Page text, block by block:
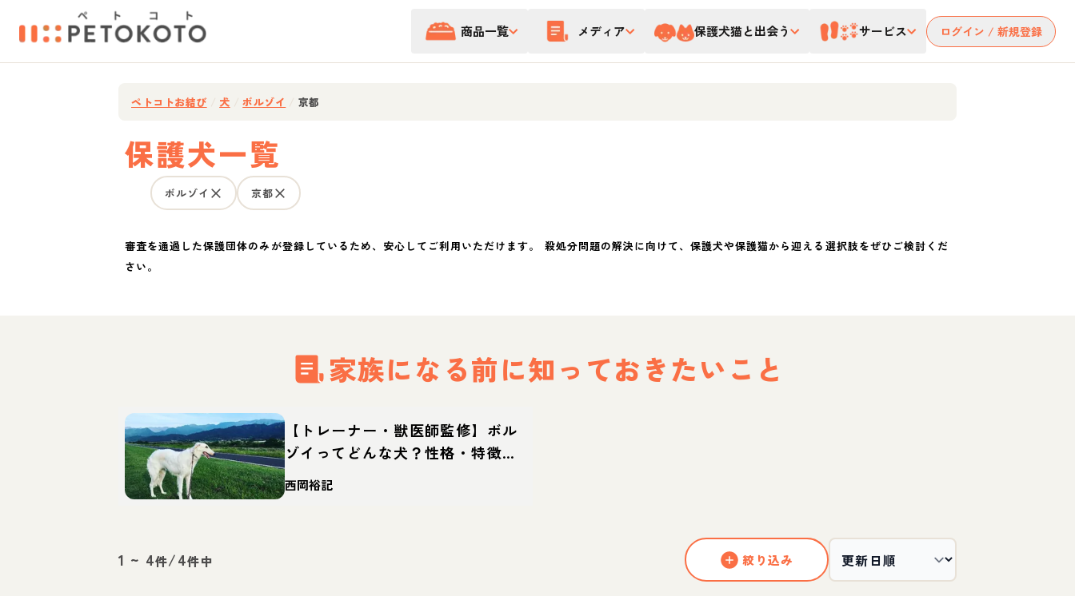
商品一覧 メディア 保護犬猫と出会う サービス ログイン / 新規登録
ペトコトお結び 犬 ボルゾイ 京都
保護犬一覧
ボルゾイ 京都
審査を通過した保護団体のみが登録しているため、安心してご利用いただけます。 殺処分問題の解決に向けて、保護犬や保護猫から迎える選択肢をぜひご検討くだ
さい。
家族になる前に知っておきたいこと
【トレーナー・獣医師監修】ボル
ゾイってどんな犬？性格・特徴・
育て方・迎え方
西岡裕記
1 ~ 4件/4件中 絞り込み